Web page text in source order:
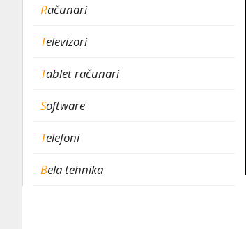
Računari
Televizori
Tablet računari
Software
Telefoni
Bela tehnika